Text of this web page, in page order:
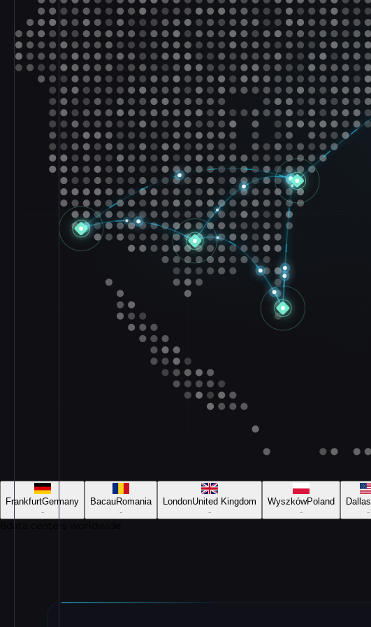
FrankfurtGermany
-
BacauRomania
-
LondonUnited Kingdom
-
WyszkówPoland
-
Dallas
-